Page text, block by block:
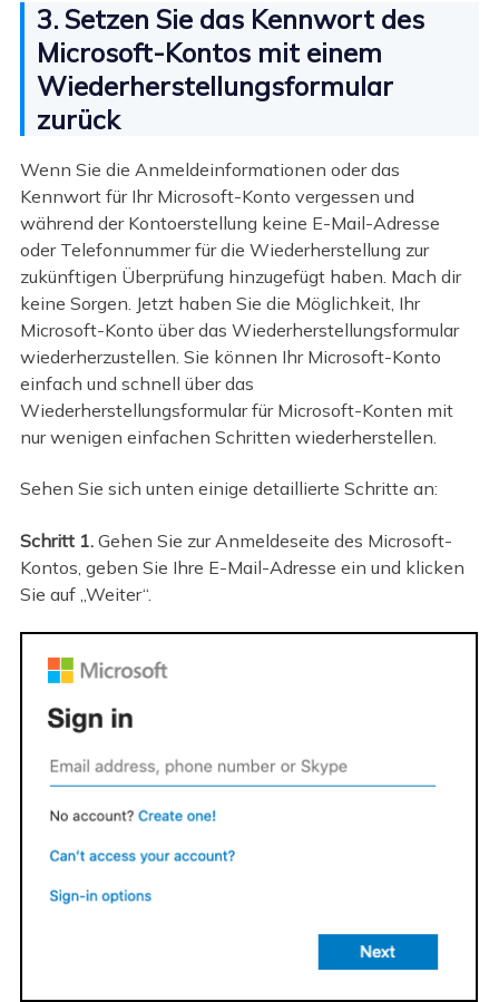
3. Setzen Sie das Kennwort des
Microsoft-Kontos mit einem
Wiederherstellungsformular
zurück
Wenn Sie die Anmeldeinformationen oder das
Kennwort für Ihr Microsoft-Konto vergessen und
während der Kontoerstellung keine E-Mail-Adresse
oder Telefonnummer für die Wiederherstellung zur
zukünftigen Überprüfung hinzugefügt haben. Mach dir
keine Sorgen. Jetzt haben Sie die Möglichkeit, Ihr
Microsoft-Konto über das Wiederherstellungsformular
wiederherzustellen. Sie können Ihr Microsoft-Konto
einfach und schnell über das
Wiederherstellungsformular für Microsoft-Konten mit
nur wenigen einfachen Schritten wiederherstellen.
Sehen Sie sich unten einige detaillierte Schritte an:
Schritt 1.Gehen Sie zur Anmeldeseite des Microsoft-
Kontos, geben Sie Ihre E-Mail-Adresse ein und klicken
Sie auf „Weiter“.